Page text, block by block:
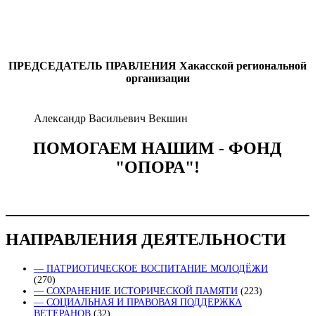
ПРЕДСЕДАТЕЛЬ ПРАВЛЕНИЯ Хакасской региональной
организации
Александр Васильевич Векшин
ПОМОГАЕМ НАШИМ - ФОНД
"ОПОРА"!
НАПРАВЛЕНИЯ ДЕЯТЕЛЬНОСТИ
— ПАТРИОТИЧЕСКОЕ ВОСПИТАНИЕ МОЛОДЁЖИ
(270)
— СОХРАНЕНИЕ ИСТОРИЧЕСКОЙ ПАМЯТИ (223)
— СОЦИАЛЬНАЯ И ПРАВОВАЯ ПОДДЕРЖКА
ВЕТЕРАНОВ (32)